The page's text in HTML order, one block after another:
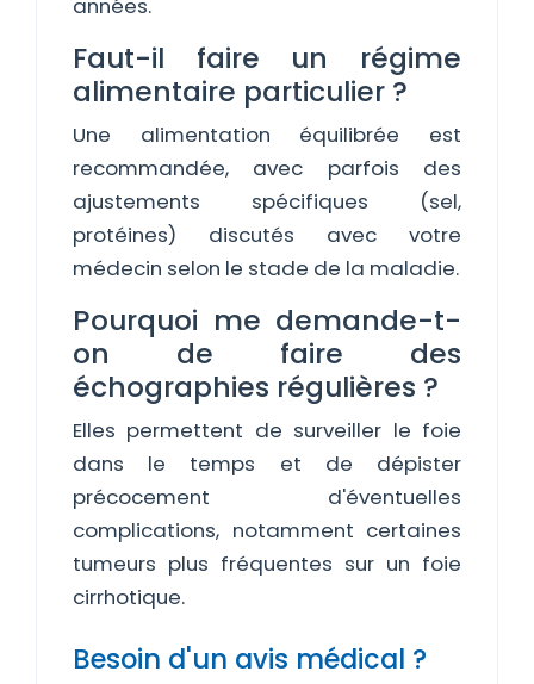
années.
Faut-il faire un régime
alimentaire particulier ?
Une alimentation équilibrée est
recommandée, avec parfois des
ajustements spécifiques (sel,
protéines) discutés avec votre
médecin selon le stade de la maladie.
Pourquoi me demande-t-
on de faire des
échographies régulières ?
Elles permettent de surveiller le foie
dans le temps et de dépister
précocement d'éventuelles
complications, notamment certaines
tumeurs plus fréquentes sur un foie
cirrhotique.
Besoin d'un avis médical ?